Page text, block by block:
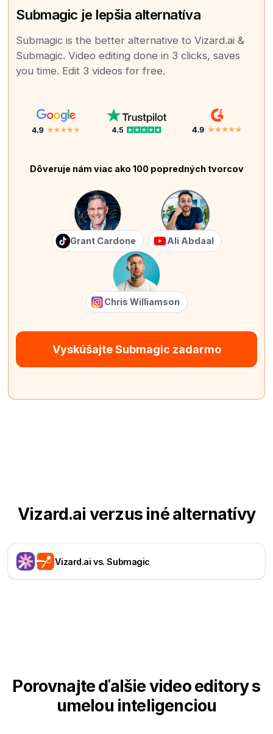
Submagic je lepšia alternatíva
Submagic is the better alternative to Vizard.ai &
Submagic. Video editing done in 3 clicks, saves
you time. Edit 3 videos for free.
Dôveruje nám viac ako 100 popredných tvorcov
Grant Cardone Ali Abdaal
Chris Williamson
Vyskúšajte Submagic zadarmo
Vizard.ai verzus iné alternatívy
Vizard.ai vs. Submagic
Porovnajte ďalšie video editory s
umelou inteligenciou